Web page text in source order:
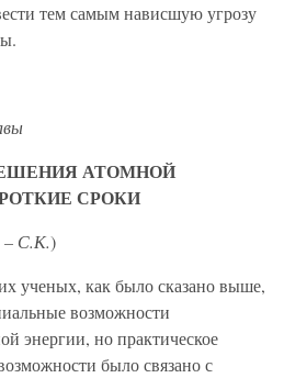
тем самым нависшую угрозу
АТОМНОЙ
СРОКИ
– С.К.)
ученых, как было сказано выше,
возможности
энергии, но практическое
было связано с